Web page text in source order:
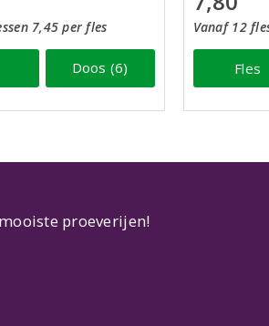
7,45 per fles
Doos (6)
Vanaf 12
Fles
proeverijen!